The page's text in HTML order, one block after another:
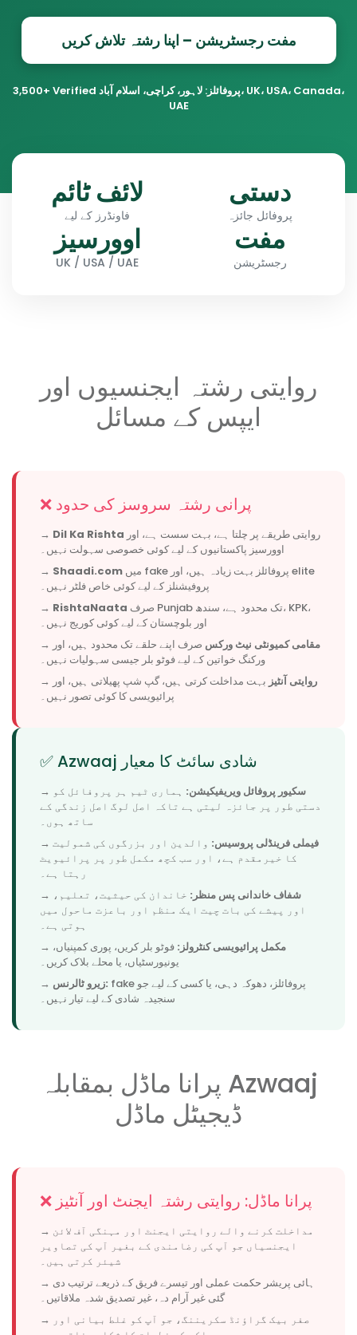
مفت رجسٹریشن – اپنا رشتہ تلاش کریں
3,500+ Verified پروفائلز: لاہور، کراچی، اسلام آباد، UK، USA، Canada،
UAE
لائف ٹائم
فاونڈرز کے لیے
دستی
پروفائل جائزہ
اوورسیز
UK / USA / UAE
مفت
رجسٹریشن
روایتی رشتہ ایجنسیوں اور
ایپس کے مسائل
❌ پرانی رشتہ سروسز کی حدود
→ Dil Ka Rishta
اوورسیز پاکستانیوں کے لیے کوئی خصوصی سہولت نہیں۔
→ Shaadi.com
پروفیشنلز کے لیے کوئی خاص فلٹر نہیں۔
→ RishtaNaata
اور بلوچستان کے لیے کوئی کوریج نہیں۔
→
مقامی کمیونٹی نیٹ ورکس صرف اپنے حلقے تک محدود ہیں، اور
ورکنگ خواتین کے لیے فوٹو بلر جیسی سہولیات نہیں۔
→
روایتی آنٹیز بہت مداخلت کرتی ہیں، گپ شپ پھیلاتی ہیں، اور
پرائیویسی کا کوئی تصور نہیں۔
✅ Azwaaj شادی سائٹ کا معیار
→ سکیور پروفائل ویریفیکیشن: ہماری ٹیم ہر پروفائل کو
دستی طور پر جائزہ لیتی ہے تاکہ اصل لوگ اصل زندگی کے
ساتھ ہوں۔
→
فیملی فرینڈلی پروسیس: والدین اور بزرگوں کی شمولیت
کا خیرمقدم ہے، اور سب کچھ مکمل طور پر پرائیویٹ
رہتا ہے۔
→
شفاف خاندانی پس منظر: خاندان کی حیثیت، تعلیم،
اور پیشے کی بات چیت ایک منظم اور باعزت ماحول میں
ہوتی ہے۔
→
مکمل پرائیویسی کنٹرولز: فوٹو بلر کریں، پوری کمپنیاں،
یونیورسٹیاں، یا محلے بلاک کریں۔
→
زیرو ٹالرنس: fake پروفائلز، دھوکہ دہی، یا کسی کے لیے جو
سنجیدہ شادی کے لیے تیار نہیں۔
پرانا ماڈل بمقابلہ Azwaaj
ڈیجیٹل ماڈل
❌ پرانا ماڈل: روایتی رشتہ ایجنٹ اور آنٹیز
→ مداخلت کرنے والے روایتی ایجنٹ اور مہنگی آف لائن
ایجنسیاں جو آپ کی رضامندی کے بغیر آپ کی تصاویر
شیئر کرتی ہیں۔
→ ہائی پریشر حکمت عملی اور تیسرے فریق کے ذریعے ترتیب دی
گئی غیر آرام دہ، غیر تصدیق شدہ ملاقاتیں۔
→ صفر بیک گراؤنڈ سکریننگ، جو آپ کو غلط بیانی اور